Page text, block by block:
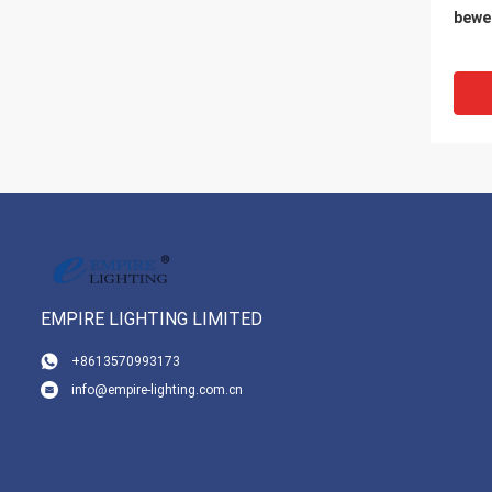
EMPIRE LIGHTING LIMITED
+8613570993173
info@empire-lighting.com.cn